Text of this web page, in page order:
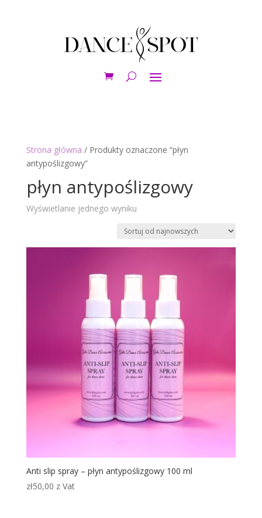
Strona główna / Produkty oznaczone “płyn
antypoślizgowy”
płyn antypoślizgowy
Wyświetlanie jednego wyniku
Anti slip spray – płyn antypoślizgowy 100 ml
zł50,00 z Vat